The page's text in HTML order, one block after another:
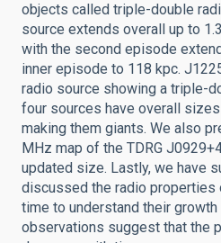
objects called triple-double
source extends overall up to
with the second episode
inner episode to 118 kpc.
radio source showing a triple-
four sources have overall
making them giants. We also
MHz map of the TDRG
updated size. Lastly, we have
discussed the radio properties
time to understand their growth
observations suggest that the